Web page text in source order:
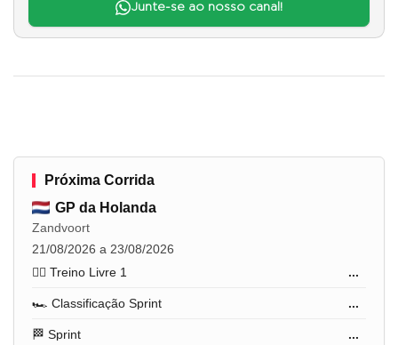
Junte-se ao nosso canal!
Próxima Corrida
GP da Holanda
Zandvoort
21/08/2026 a 23/08/2026
🏋️‍♂️ Treino Livre 1
...
🏎️ Classificação Sprint ...
🏁 Sprint ...